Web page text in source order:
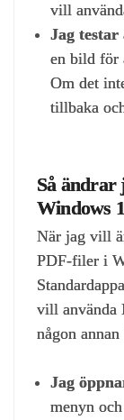
vill
Jag
en bild för
Om det
tillbaka
Så ändrar
Windows
När jag vill
PDF‑filer i
vill använda
någon
Jag
menyn